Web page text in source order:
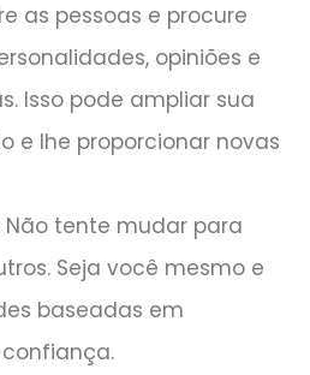
as pessoas e procure
opiniões e
Isso pode ampliar sua
e lhe proporcionar novas
Não tente mudar para
Seja você mesmo e
baseadas em